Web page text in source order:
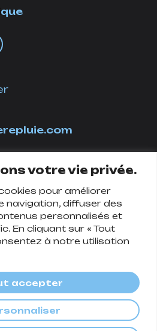
votre vie privée.
pour améliorer
navigation, diffuser des
personnalisés et
En cliquant sur « Tout
à notre utilisation
accepter
de confidentialité